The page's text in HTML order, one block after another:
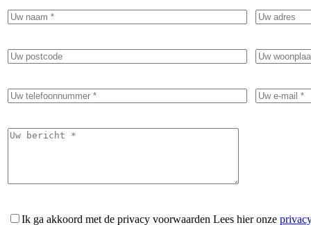
Ik ga akkoord met de privacy voorwaarden Lees hier onze